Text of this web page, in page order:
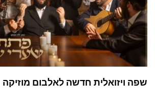
שפה ויזואלית חדשה לאלבום מוזיקה